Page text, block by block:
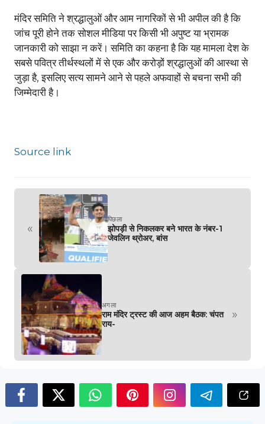
मंदिर समिति ने श्रद्धालुओं और आम नागरिकों से भी अपील की है कि
जांच पूरी होने तक सोशल मीडिया पर किसी भी अपुष्ट या भ्रामक
जानकारी को साझा न करें। समिति का कहना है कि यह मामला देश के
सबसे पवित्र तीर्थस्थलों में से एक और करोड़ों श्रद्धालुओं की आस्था से
जुड़ा है, इसलिए सत्य सामने आने से पहले अफवाहों से बचना सभी की
जिम्मेदारी है।
Source link
«
पिछला
झोपड़ी से निकलकर बने भारत के नंबर-1
जेवलिन थ्रोअर, बांस
अगला
राम मंदिर ट्रस्ट की आज अहम बैठक: चंपत
राय-
»